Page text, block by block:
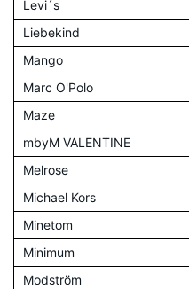
Levi´s
Liebekind
Mango
Marc O'Polo
Maze
mbyM VALENTINE
Melrose
Michael Kors
Minetom
Minimum
Modström